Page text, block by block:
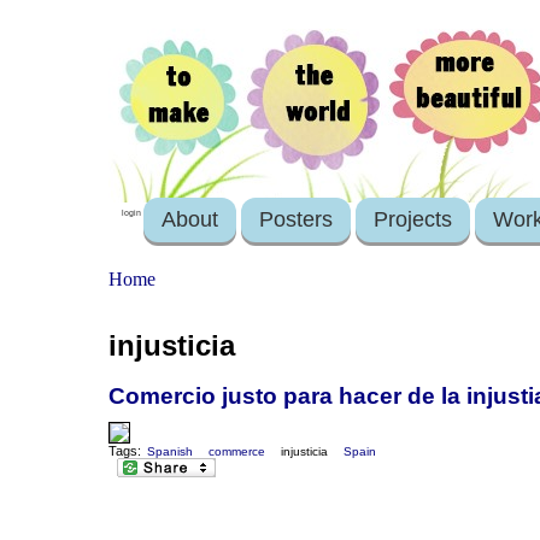
login About Posters Projects
Home
injusticia
Comercio justo para hacer de la
Tags: Spanish commerce injusticia Spain